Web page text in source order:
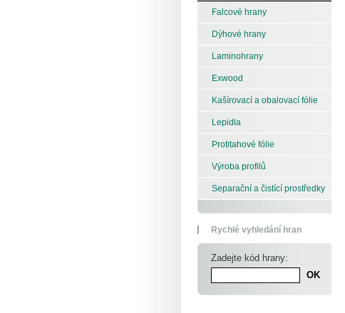
Falcové hrany
Dýhové hrany
Laminohrany
Exwood
Kašírovací a obalovací fólie
Lepidla
Protitahové fólie
Výroba profilů
Separační a čistící prostředky
Rychlé vyhledání hran
Zadejte kód hrany: